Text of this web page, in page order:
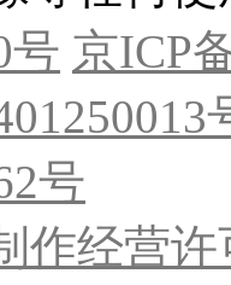
号 京ICP
号
作经营